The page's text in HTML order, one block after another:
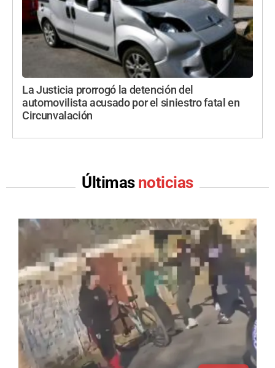
La Justicia prorrogó la detención del
automovilista acusado por el siniestro fatal en
Circunvalación
Últimas noticias